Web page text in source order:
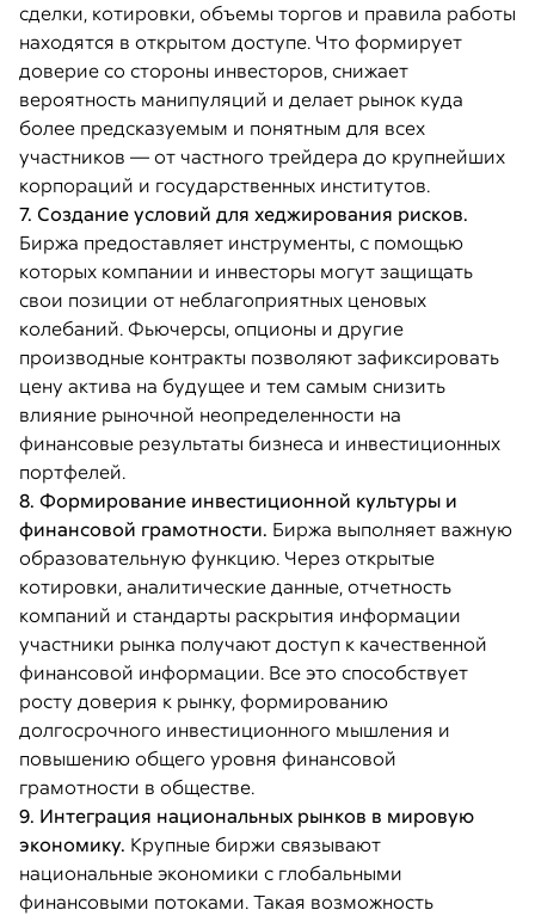
сделки, котировки, объемы торгов и правила работы
находятся в открытом доступе. Что формирует
доверие со стороны инвесторов, снижает
вероятность манипуляций и делает рынок куда
более предсказуемым и понятным для всех
участников — от частного трейдера до крупнейших
корпораций и государственных институтов.
7. Создание условий для хеджирования рисков.
Биржа предоставляет инструменты, с помощью
которых компании и инвесторы могут защищать
свои позиции от неблагоприятных ценовых
колебаний. Фьючерсы, опционы и другие
производные контракты позволяют зафиксировать
цену актива на будущее и тем самым снизить
влияние рыночной неопределенности на
финансовые результаты бизнеса и инвестиционных
портфелей.
8. Формирование инвестиционной культуры и
финансовой грамотности. Биржа выполняет важную
образовательную функцию. Через открытые
котировки, аналитические данные, отчетность
компаний и стандарты раскрытия информации
участники рынка получают доступ к качественной
финансовой информации. Все это способствует
росту доверия к рынку, формированию
долгосрочного инвестиционного мышления и
повышению общего уровня финансовой
грамотности в обществе.
9. Интеграция национальных рынков в мировую
экономику. Крупные биржи связывают
национальные экономики с глобальными
финансовыми потоками. Такая возможность